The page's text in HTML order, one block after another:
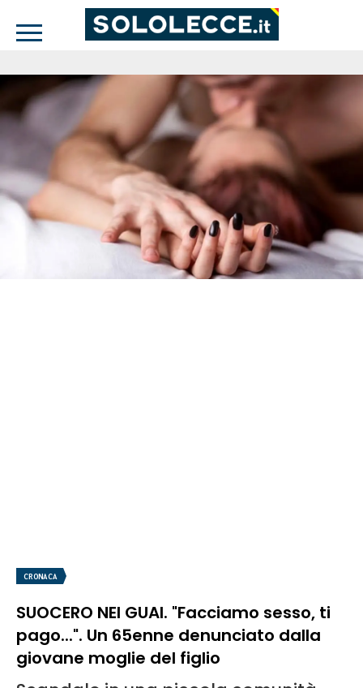
CRONACA
SUOCERO NEI GUAI. "Facciamo sesso, ti
pago...". Un 65enne denunciato dalla
giovane moglie del figlio